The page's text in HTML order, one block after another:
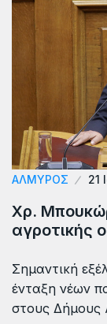
ΑΛΜΥΡΟΣ 21
Χρ.
αγροτικής
Σημαντική
ένταξη νέων
στους